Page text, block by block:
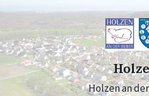
to
content
to
navigation
to
footer
Holzen an